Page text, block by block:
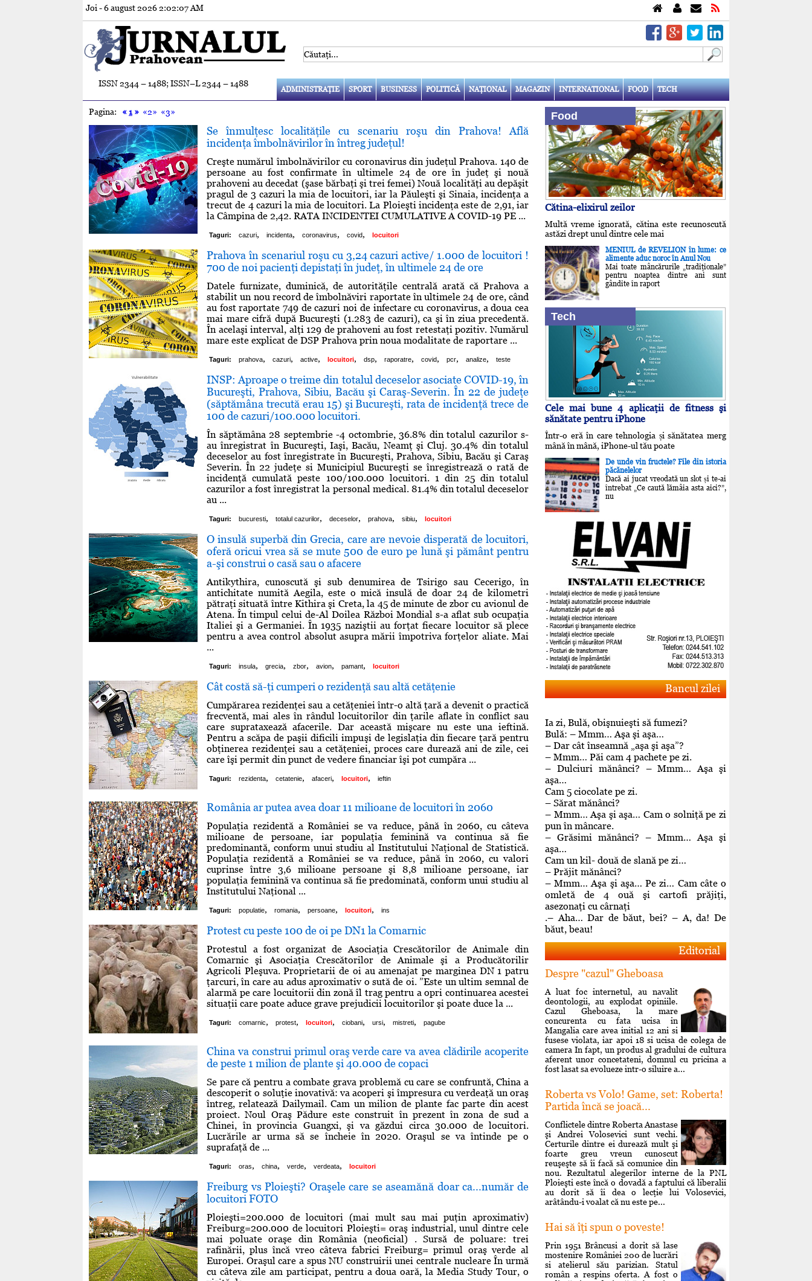
Joi - 6 august 2026 2:02:08 AM
ISSN 2344 – 1488; ISSN–L 2344 – 1488
ADMINISTRAŢIE SPORT BUSINESS POLITICĂ NAŢIONAL MAGAZIN INTERNATIONAL FOOD TECH
Pagina: «1 » «2» «3»
Se înmulţesc localităţile cu scenariu roşu din Prahova! Află
incidenţa îmbolnăvirilor în întreg judeţul!
Creşte numărul îmbolnăvirilor cu coronavirus din judeţul Prahova. 140 de
persoane au fost confirmate în ultimele 24 de ore în judeţ şi nouă
prahoveni au decedat (şase bărbaţi şi trei femei) Nouă localităţi au depăşit
pragul de 3 cazuri la mia de locuitori, iar la Păuleşti şi Sinaia, incidenţa a
trecut de 4 cazuri la mia de locuitori. La Ploieşti incidenţa este de 2,91, iar
la Câmpina de 2,42. RATA INCIDENTEI CUMULATIVE A COVID-19 PE ...
Taguri: cazuri, incidenta, coronavirus, covid, locuitori
Prahova în scenariul roşu cu 3,24 cazuri active/ 1.000 de locuitori !
700 de noi pacienţi depistaţi în judeţ, în ultimele 24 de ore
Datele furnizate, duminică, de autorităţile centrală arată că Prahova a
stabilit un nou record de îmbolnăviri raportate în ultimele 24 de ore, când
au fost raportate 749 de cazuri noi de infectare cu coronavirus, a doua cea
mai mare cifră după Bucureşti (1.283 de cazuri), ca şi în ziua precedentă.
În acelaşi interval, alţi 129 de prahoveni au fost retestaţi pozitiv. Numărul
mare este explicat de DSP Prahova prin noua modalitate de raportare ...
Taguri: prahova, cazuri, active, locuitori, dsp, raporatre, covid, pcr, analize, teste
INSP: Aproape o treime din totalul deceselor asociate COVID-19, în
Bucureşti, Prahova, Sibiu, Bacău şi Caraş-Severin. În 22 de judeţe
(săptămâna trecută erau 15) şi Bucureşti, rata de incidenţă trece de
100 de cazuri/100.000 locuitori.
În săptămâna 28 septembrie -4 octombrie, 36.8% din totalul cazurilor s-
au înregistrat în Bucureşti, Iaşi, Bacău, Neamţ şi Cluj. 30.4% din totalul
deceselor au fost înregistrate în Bucureşti, Prahova, Sibiu, Bacău şi Caraş
Severin. În 22 judeţe si Municipiul Bucureşti se înregistrează o rată de
incidenţă cumulată peste 100/100.000 locuitori. 1 din 25 din totalul
cazurilor a fost înregistrat la personal medical. 81.4% din totalul deceselor
au ...
Taguri: bucuresti, totalul cazurilor, deceselor, prahova, sibiu, locuitori
O insulă superbă din Grecia, care are nevoie disperată de locuitori,
oferă oricui vrea să se mute 500 de euro pe lună şi pământ pentru
a-şi construi o casă sau o afacere
Antikythira, cunoscută şi sub denumirea de Tsirigo sau Cecerigo, în
antichitate numită Aegila, este o mică insulă de doar 24 de kilometri
pătraţi situată între Kithira şi Creta, la 45 de minute de zbor cu avionul de
Atena. În timpul celui de-Al Doilea Război Mondial s-a aflat sub ocupaţia
Italiei şi a Germaniei. În 1935 naziştii au forţat fiecare locuitor să plece
pentru a avea control absolut asupra mării împotriva forţelor aliate. Mai
...
Taguri: insula, grecia, zbor, avion, pamant, locuitori
Cât costă să-ţi cumperi o rezidenţă sau altă cetăţenie
Cumpărarea rezidenţei sau a cetăţeniei într-o altă ţară a devenit o practică
frecventă, mai ales în rândul locuitorilor din ţarile aflate în conflict sau
care suprataxează afacerile. Dar această mişcare nu este una ieftină.
Pentru a scăpa de paşii dificili impuşi de legislaţia din fiecare ţară pentru
obţinerea rezidenţei sau a cetăţeniei, proces care durează ani de zile, cei
care îşi permit din punct de vedere financiar îşi pot cumpăra ...
Taguri: rezidenta, cetatenie, afaceri, locuitori, ieftin
România ar putea avea doar 11 milioane de locuitori în 2060
Populaţia rezidentă a României se va reduce, până în 2060, cu câteva
milioane de persoane, iar populaţia feminină va continua să fie
predominantă, conform unui studiu al Institutului Naţional de Statistică.
Populaţia rezidentă a României se va reduce, până în 2060, cu valori
cuprinse între 3,6 milioane persoane şi 8,8 milioane persoane, iar
populaţia feminină va continua să fie predominată, conform unui studiu al
Institutului Naţional ...
Taguri: populatie, romania, persoane, locuitori, ins
Protest cu peste 100 de oi pe DN1 la Comarnic
Protestul a fost organizat de Asociaţia Crescătorilor de Animale din
Comarnic şi Asociaţia Crescătorilor de Animale şi a Producătorilir
Agricoli Pleşuva. Proprietarii de oi au amenajat pe marginea DN 1 patru
ţarcuri, în care au adus aproximativ o sută de oi. ”Este un ultim semnal de
alarmă pe care locuitorii din zonă îl trag pentru a opri continuarea acestei
situaţii care poate aduce grave prejudicii locuitorilor şi poate duce la ...
Taguri: comarnic, protest, locuitori, ciobani, ursi, mistreti, pagube
China va construi primul oraş verde care va avea clădirile acoperite
de peste 1 milion de plante şi 40.000 de copaci
Se pare că pentru a combate grava problemă cu care se confruntă, China a
descoperit o soluţie inovativă: va acoperi şi împresura cu verdeaţă un oraş
întreg, relatează Dailymail. Cam un milion de plante fac parte din acest
proiect. Noul Oraş Pădure este construit în prezent în zona de sud a
Chinei, în provincia Guangxi, şi va găzdui circa 30.000 de locuitori.
Lucrările ar urma să se încheie în 2020. Oraşul se va întinde pe o
suprafaţă de ...
Taguri: oras, china, verde, verdeata, locuitori
Freiburg vs Ploieşti? Oraşele care se aseamănă doar ca...număr de
locuitori FOTO
Ploieşti=200.000 de locuitori (mai mult sau mai puţin aproximativ)
Freiburg=200.000 de locuitori Ploieşti= oraş industrial, unul dintre cele
mai poluate oraşe din România (neoficial) . Sursă de poluare: trei
rafinării, plus încă vreo câteva fabrici Freiburg= primul oraş verde al
Europei. Oraşul care a spus NU construirii unei centrale nucleare În urmă
cu câteva zile am participat, pentru a doua oară, la Media Study Tour, o
Food
Cătina-elixirul zeilor
Multă vreme ignorată, cătina este recunoscută
astăzi drept unul dintre cele mai
MENIUL de REVELION în lume: ce
alimente aduc noroc în Anul Nou
Mai toate mâncărurile „tradiţionale”
pentru noaptea dintre ani sunt
gândite în raport
Tech
Cele mai bune 4 aplicaţii de fitness şi
sănătate pentru iPhone
Într-o eră în care tehnologia și sănătatea merg
mână în mână, iPhone-ul tău poate
De unde vin fructele? File din istoria
păcănelelor
Dacă ai jucat vreodată un slot și te-ai
întrebat „Ce caută lămâia asta aici?”,
nu
Bancul zilei
Ia zi, Bulă, obişnuieşti să fumezi?
Bulă: – Mmm… Aşa şi aşa…
– Dar cât înseamnă „aşa şi aşa”?
– Mmm… Păi cam 4 pachete pe zi.
– Dulciuri mănânci? – Mmm… Aşa şi
aşa…
Cam 5 ciocolate pe zi.
– Sărat mănânci?
– Mmm… Aşa şi aşa… Cam o solniţă pe zi
pun în mâncare.
– Grăsimi mănânci? – Mmm… Aşa şi
aşa…
Cam un kil- două de slană pe zi…
– Prăjit mănânci?
– Mmm… Aşa şi aşa… Pe zi… Cam câte o
omletă de 4 ouă şi cartofi prăjiţi,
asezonaţi cu cârnaţi
.– Aha… Dar de băut, bei? – A, da! De
băut, beau!
Editorial
Despre "cazul" Gheboasa
A luat foc internetul, au navalit
deontologii, au explodat opiniile.
Cazul Gheboasa, la mare
concurenta cu fata ucisa in
Mangalia care avea initial 12 ani si
fusese violata, iar apoi 18 si ucisa de colega de
camera In fapt, un produs al gradului de cultura
aferent unor concetateni, domnul cu pricina a
fost lasat sa evolueze intr-o siluire a...
Roberta vs Volo! Game, set: Roberta!
Partida încă se joacă...
Conflictele dintre Roberta Anastase
şi Andrei Volosevici sunt vechi.
Certurile dintre ei durează mult şi
foarte greu vreun cunoscut
reuşeşte să îi facă să comunice din
nou. Rezultatul alegerilor interne de la PNL
Ploieşti este încă o dovadă a faptului că liberalii
au dorit să îi dea o lecţie lui Volosevici,
arâtându-i voalat că nu este pe...
Hai să îţi spun o poveste!
Prin 1951 Brâncusi a dorit să lase
mostenire României 200 de lucrări
si atelierul său parizian. Statul
român a respins oferta. A fost o